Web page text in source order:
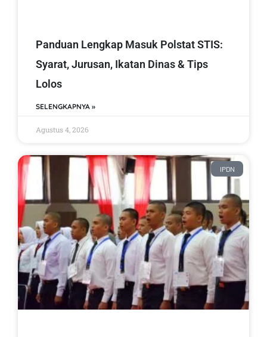
Panduan Lengkap Masuk Polstat STIS:
Syarat, Jurusan, Ikatan Dinas & Tips
Lolos
SELENGKAPNYA »
Agustus 4, 2026
IPDN